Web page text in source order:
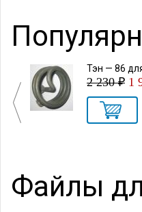
Тэн — 86
2 230 ₽ 1
Файлы